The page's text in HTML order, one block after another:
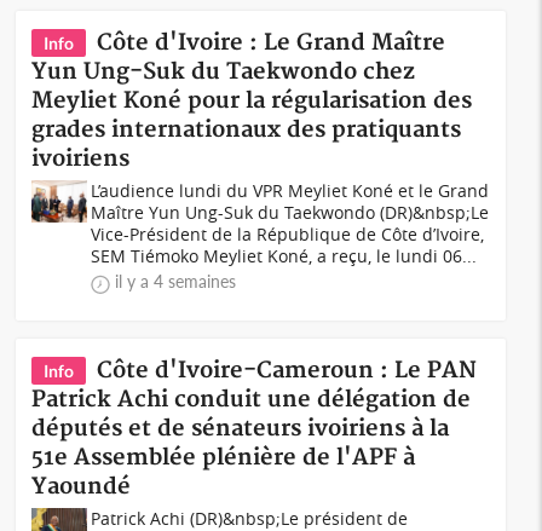
Info
Côte d'Ivoire : Le Grand Maître
Yun Ung-Suk du Taekwondo chez
Meyliet Koné pour la régularisation des
grades internationaux des pratiquants
ivoiriens
L’audience lundi du VPR Meyliet Koné et le Grand
Maître Yun Ung-Suk du Taekwondo (DR)&nbsp;Le
Vice-Président de la République de Côte d’Ivoire,
SEM Tiémoko Meyliet Koné, a reçu, le lundi 06...
il y a 4 semaines
Info
Côte d'Ivoire-Cameroun : Le PAN
Patrick Achi conduit une délégation de
députés et de sénateurs ivoiriens à la
51e Assemblée plénière de l'APF à
Yaoundé
Patrick Achi (DR)&nbsp;Le président de